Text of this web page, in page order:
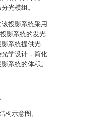
光模组。
投影系统采用
影系统的发光
影系统提供光
学设计，简化
系统的体积。
构示意图。